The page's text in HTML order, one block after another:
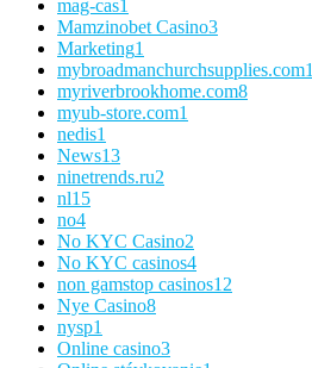
mag-cas1
Mamzinobet Casino3
Marketing1
mybroadmanchurchsupplies.com1
myriverbrookhome.com8
myub-store.com1
nedis1
News13
ninetrends.ru2
nl15
no4
No KYC Casino2
No KYC casinos4
non gamstop casinos12
Nye Casino8
nysp1
Online casino3